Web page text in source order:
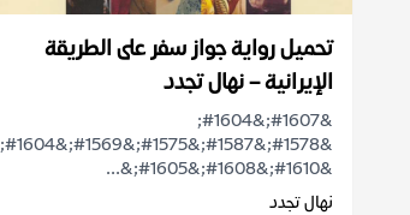
تحميل رواية جواز سفر على الطريقة
الإيرانية – نهال تجدد
&#1607;&#1604;
&#1610;&#1608;&#1605;&...
نهال تجدد